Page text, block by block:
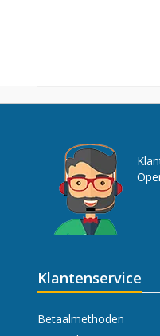
Klantenservice
Betaalmethoden